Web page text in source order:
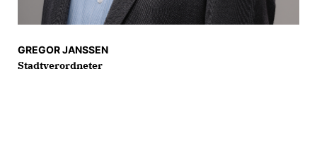
GREGOR JANSSEN
Stadtverordneter